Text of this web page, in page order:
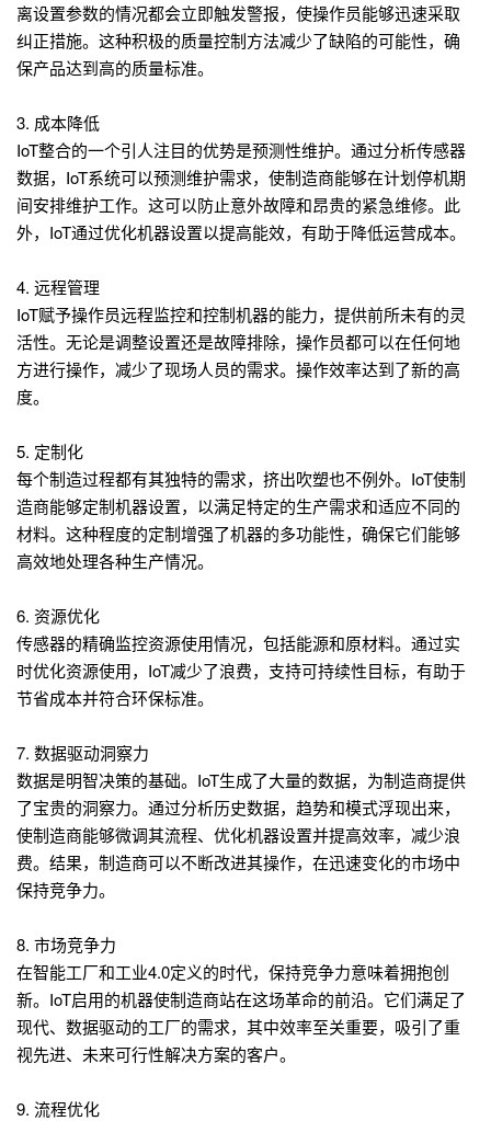
离设置参数的情况都会立即触发警报，使操作员能够迅速采取
纠正措施。这种积极的质量控制方法减少了缺陷的可能性，确
保产品达到高的质量标准。
3. 成本降低
IoT整合的一个引人注目的优势是预测性维护。通过分析传感器
数据，IoT系统可以预测维护需求，使制造商能够在计划停机期
间安排维护工作。这可以防止意外故障和昂贵的紧急维修。此
外，IoT通过优化机器设置以提高能效，有助于降低运营成本。
4. 远程管理
IoT赋予操作员远程监控和控制机器的能力，提供前所未有的灵
活性。无论是调整设置还是故障排除，操作员都可以在任何地
方进行操作，减少了现场人员的需求。操作效率达到了新的高
度。
5. 定制化
每个制造过程都有其独特的需求，挤出吹塑也不例外。IoT使制
造商能够定制机器设置，以满足特定的生产需求和适应不同的
材料。这种程度的定制增强了机器的多功能性，确保它们能够
高效地处理各种生产情况。
6. 资源优化
传感器的精确监控资源使用情况，包括能源和原材料。通过实
时优化资源使用，IoT减少了浪费，支持可持续性目标，有助于
节省成本并符合环保标准。
7. 数据驱动洞察力
数据是明智决策的基础。IoT生成了大量的数据，为制造商提供
了宝贵的洞察力。通过分析历史数据，趋势和模式浮现出来，
使制造商能够微调其流程、优化机器设置并提高效率，减少浪
费。结果，制造商可以不断改进其操作，在迅速变化的市场中
保持竞争力。
8. 市场竞争力
在智能工厂和工业4.0定义的时代，保持竞争力意味着拥抱创
新。IoT启用的机器使制造商站在这场革命的前沿。它们满足了
现代、数据驱动的工厂的需求，其中效率至关重要，吸引了重
视先进、未来可行性解决方案的客户。
9. 流程优化